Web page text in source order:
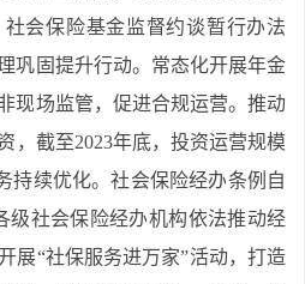
会保险基金监督约谈暂行办法
巩固提升行动。常态化开展年金
现场监管，促进合规运营。推动
，截至2023年底，投资运营规模
持续优化。社会保险经办条例自
级社会保险经办机构依法推动经
展“社保服务进万家”活动，打造